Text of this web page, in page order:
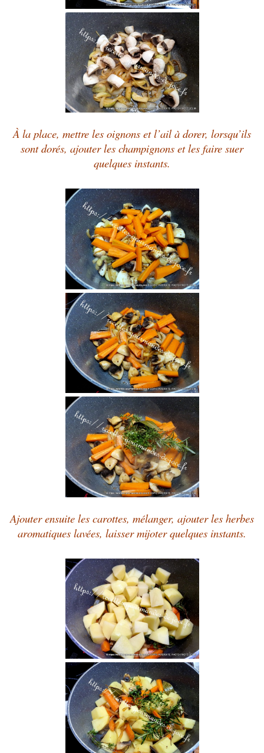
À la place, mettre les oignons et l’ail à dorer, lorsqu’ils
sont dorés, ajouter les champignons et les faire suer
quelques instants.
Ajouter ensuite les carottes, mélanger, ajouter les herbes
aromatiques lavées, laisser mijoter quelques instants.